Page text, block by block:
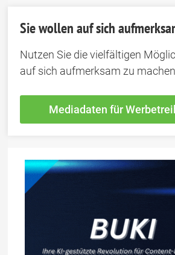
Sie wollen auf sich
Nutzen Sie die vielfältigen
auf sich aufmerksam zu
Mediadaten für